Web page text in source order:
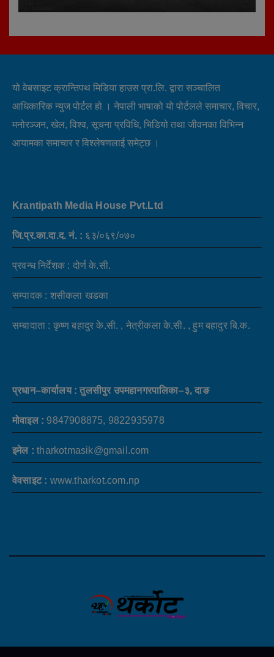
यो वेबसाइट क्रान्तिपथ मिडिया हाउस प्रा.लि. द्वारा सञ्चालित
आधिकारिक न्युज पोर्टल हो । नेपाली भाषाको यो पोर्टलले समाचार, विचार,
मनोरञ्जन, खेल, विश्व, सूचना प्रविधि, भिडियो तथा जीवनका विभिन्न
आयामका समाचार र विश्लेषणलाई समेट्छ ।
Krantipath Media House Pvt.Ltd
जि.प्र.का.दा.द. नं. : ६३/०६९/०७०
प्रवन्ध निर्देशक : दोर्ण के.सी.
सम्पादक : शसीकला खडका
सम्बादाता : कृष्ण बहादुर के.सी. , नेत्रीकला के.सी. , हुम बहादुर बि.क.
प्रधान–कार्यालय : तुलसीपुर उपमहानगरपालिका–३, दाङ
मोवाइल : 9847908875, 9822935978
इमेल :tharkotmasik@gmail.com
वेवसाइट : www.tharkot.com.np